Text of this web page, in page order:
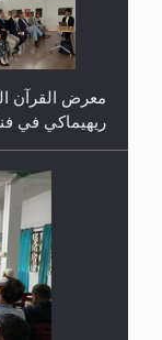
معرض القرآن
ريهيماكي في